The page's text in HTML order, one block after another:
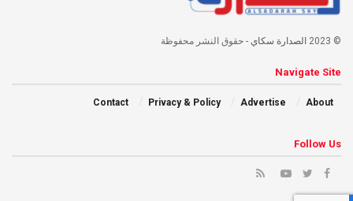
© 2023 الصدارة سكاي- حقوق النشر محفوظة
Navigate Site
About
Advertise
Privacy & Policy
Contact
Follow Us